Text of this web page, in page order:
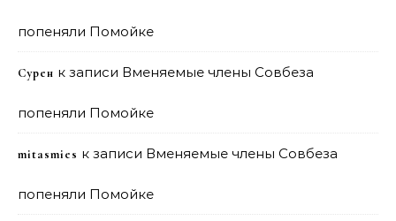
попеняли Помойке
Сурен к записи Вменяемые члены Совбеза
попеняли Помойке
mitasmies к записи Вменяемые члены Совбеза
попеняли Помойке